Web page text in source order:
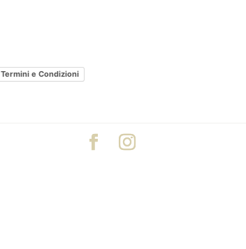
Termini e Condizioni